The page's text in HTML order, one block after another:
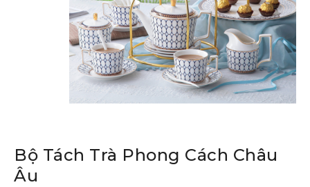
Bộ Tách Trà Phong Cách Châu
Âu